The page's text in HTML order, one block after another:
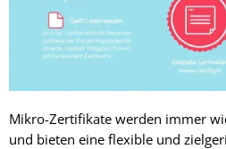
Mikro-Zertifikate werden immer
und bieten eine flexible und